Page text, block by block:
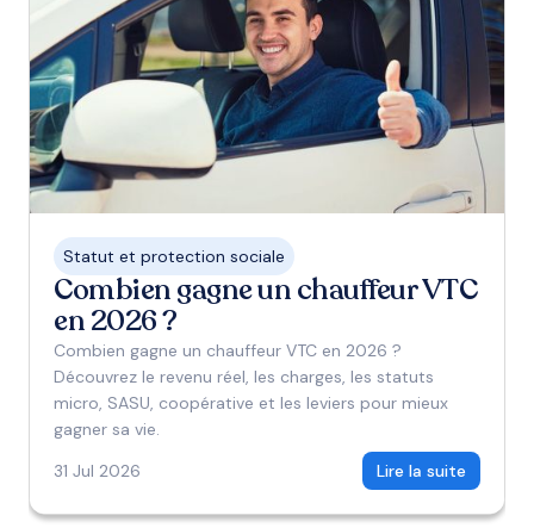
Statut et protection sociale
Combien gagne un chauffeur VTC
en 2026 ?
Combien gagne un chauffeur VTC en 2026 ?
Découvrez le revenu réel, les charges, les statuts
micro, SASU, coopérative et les leviers pour mieux
gagner sa vie.
31 Jul 2026
Lire la suite